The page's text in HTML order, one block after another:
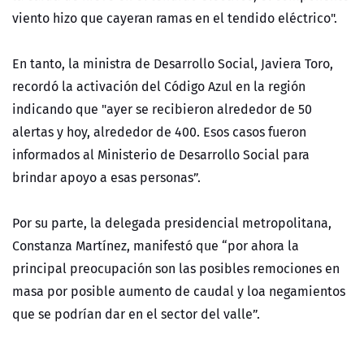
viento hizo que cayeran ramas en el tendido eléctrico".
En tanto, la ministra de Desarrollo Social, Javiera Toro,
recordó la activación del Código Azul en la región
indicando que "ayer se recibieron alrededor de 50
alertas y hoy, alrededor de 400. Esos casos fueron
informados al Ministerio de Desarrollo Social para
brindar apoyo a esas personas”.
Por su parte, la delegada presidencial metropolitana,
Constanza Martínez, manifestó que “por ahora la
principal preocupación son las posibles remociones en
masa por posible aumento de caudal y loa negamientos
que se podrían dar en el sector del valle”.